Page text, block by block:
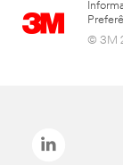
© 3M